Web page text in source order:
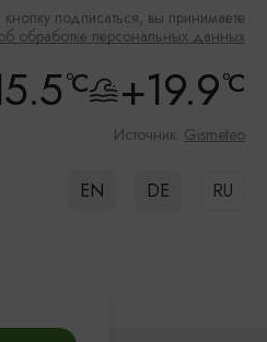
подписаться, вы принимаете
обработке персональных данных
°C +19.9°C
Источник: Gismeteo
EN DE RU